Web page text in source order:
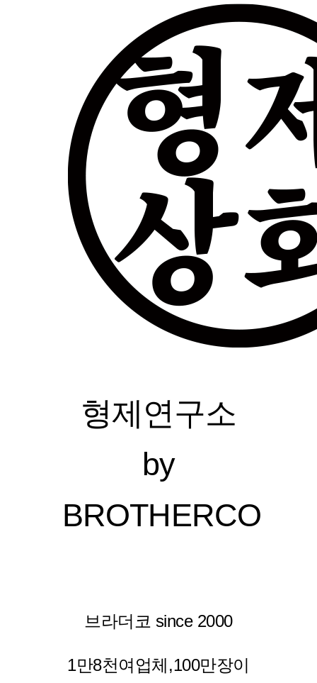
형제연구소
by
BROTHERCO
브라더코 since 2000
1만8천여업체,100만장이